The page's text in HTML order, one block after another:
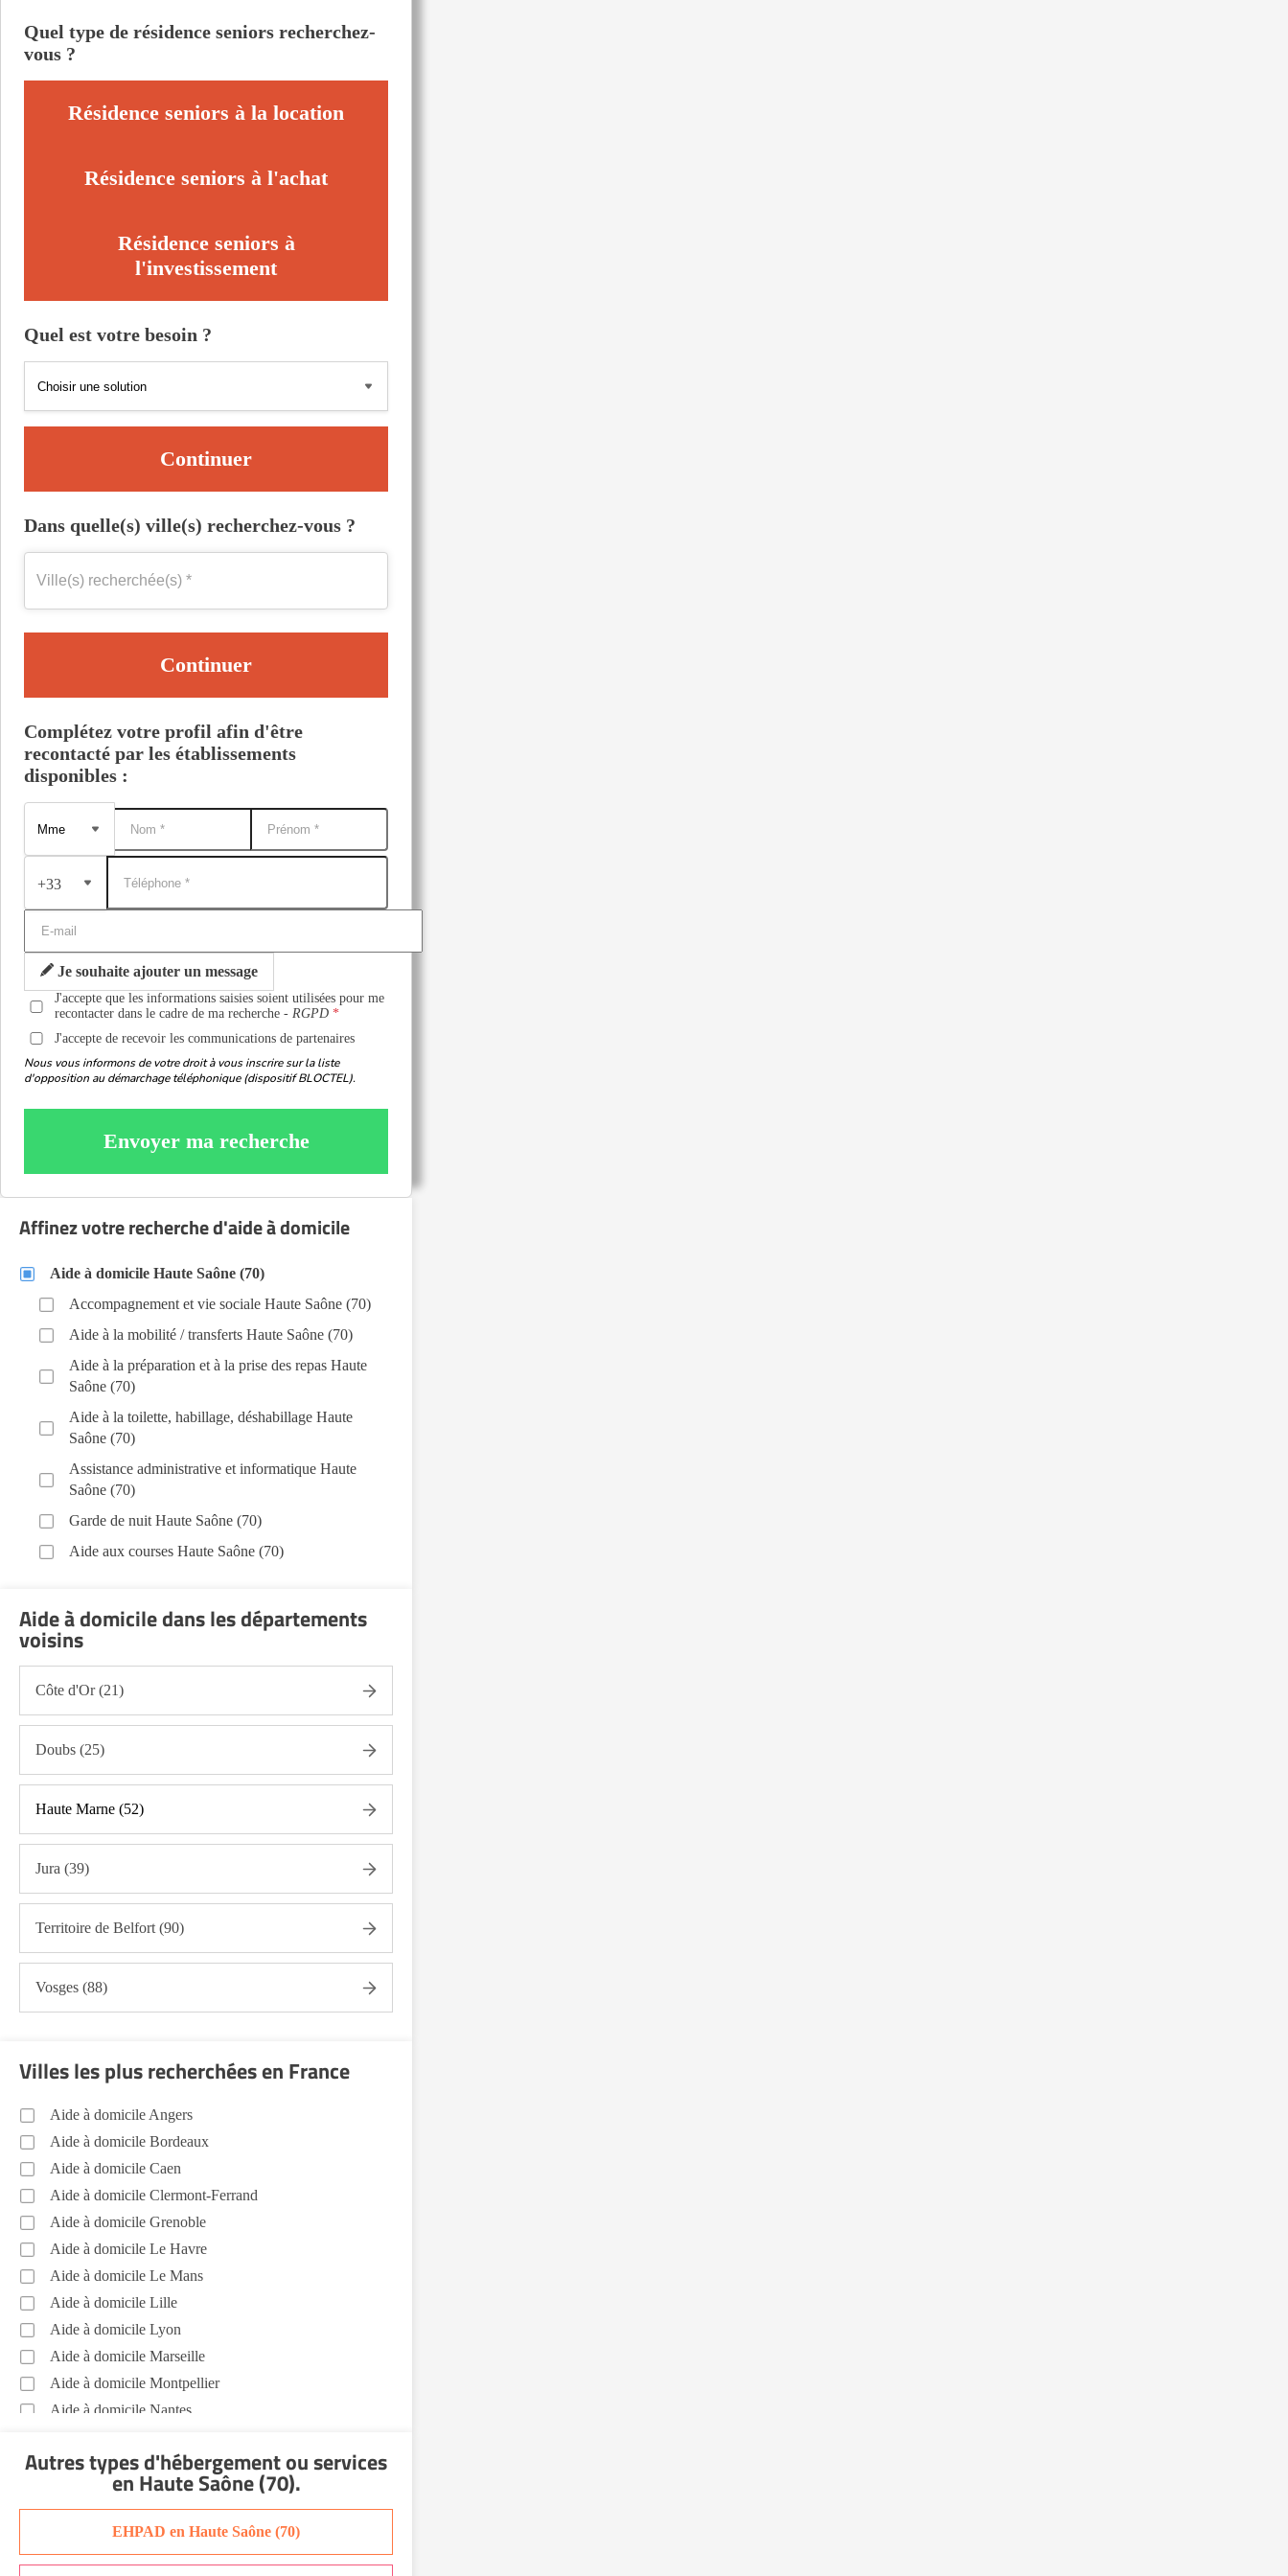
Quel type de résidence seniors recherchez-
vous ?
Résidence seniors à la location
Résidence seniors à l'achat
Résidence seniors à
l'investissement
Quel est votre besoin ?
Continuer
Dans quelle(s) ville(s) recherchez-vous ?
Continuer
Complétez votre profil afin d'être
recontacté par les établissements
disponibles :
+33
Je souhaite ajouter un message
J'accepte que les informations saisies soient utilisées pour me
recontacter dans le cadre de ma recherche -RGPD
J'accepte de recevoir les communications de partenaires
Nous vous informons de votre droit à vous inscrire sur la liste
d'opposition au démarchage téléphonique (dispositif BLOCTEL).
Envoyer ma recherche
Affinez votre recherche d'aide à domicile
Aide à domicile Haute Saône (70)
Accompagnement et vie sociale Haute Saône (70)
Aide à la mobilité / transferts Haute Saône (70)
Aide à la préparation et à la prise des repas Haute
Saône (70)
Aide à la toilette, habillage, déshabillage Haute
Saône (70)
Assistance administrative et informatique Haute
Saône (70)
Garde de nuit Haute Saône (70)
Aide aux courses Haute Saône (70)
Sorties (promenades, rendez-vous médicaux...) Haute
Aide à domicile dans les départements
voisins
Côte d'Or (21)
Doubs (25)
Haute Marne (52)
Jura (39)
Territoire de Belfort (90)
Vosges (88)
Villes les plus recherchées en France
Aide à domicile Angers
Aide à domicile Bordeaux
Aide à domicile Caen
Aide à domicile Clermont-Ferrand
Aide à domicile Grenoble
Aide à domicile Le Havre
Aide à domicile Le Mans
Aide à domicile Lille
Aide à domicile Lyon
Aide à domicile Marseille
Aide à domicile Montpellier
Aide à domicile Nantes
Aide à domicile Nîmes
Aide à domicile Orléans
Aide à domicile Rennes
Autres types d'hébergement ou services
en Haute Saône (70).
EHPAD en Haute Saône (70)